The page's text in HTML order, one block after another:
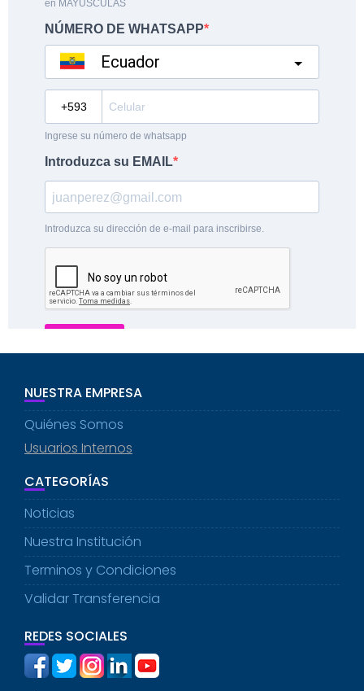
NUESTRA EMPRESA
Quiénes Somos
Usuarios Internos
CATEGORÍAS
Noticias
Nuestra Institución
Terminos y Condiciones
Validar Transferencia
REDES SOCIALES